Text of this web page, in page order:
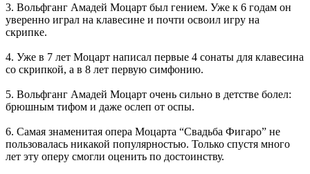
3. Вольфганг Амадей Моцарт был гением. Уже к 6 годам он
уверенно играл на клавесине и почти освоил игру на
скрипке.
4. Уже в 7 лет Моцарт написал первые 4 сонаты для клавесина
со скрипкой, а в 8 лет первую симфонию.
5. Вольфганг Амадей Моцарт очень сильно в детстве болел:
брюшным тифом и даже ослеп от оспы.
6. Самая знаменитая опера Моцарта “Свадьба Фигаро” не
пользовалась никакой популярностью. Только спустя много
лет эту оперу смогли оценить по достоинству.